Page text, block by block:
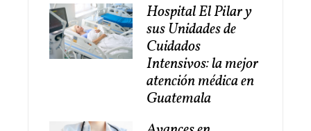
Hospital El Pilar y
sus Unidades de
Cuidados
Intensivos: la mejor
atención médica en
Guatemala